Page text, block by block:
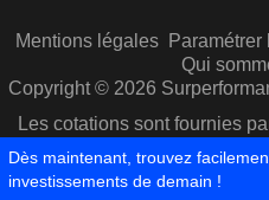
Mentions légales Paramétrer
Qui
Copyright © 2026
Les cotations sont fournies
Dès maintenant, trouvez
investissements de demain !